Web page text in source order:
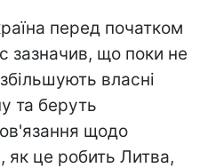
перед початком
зазначив, що поки не
власні
та беруть
щодо
як це робить Литва,